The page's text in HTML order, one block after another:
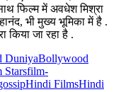
फिल्म में अवधेश मिश्रा
भी मुख्य भूमिका में है .
किया जा रहा है .
DuniyaBollywood
Starsfilm-
Hindi FilmsHindi